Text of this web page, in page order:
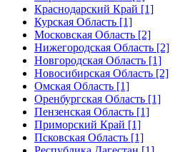
Краснодарский Край [1]
Курская Область [1]
Московская Область [2]
Нижегородская Область [2]
Новгородская Область [1]
Новосибирская Область [2]
Омская Область [1]
Оренбургская Область [1]
Пензенская Область [1]
Приморский Край [1]
Псковская Область [1]